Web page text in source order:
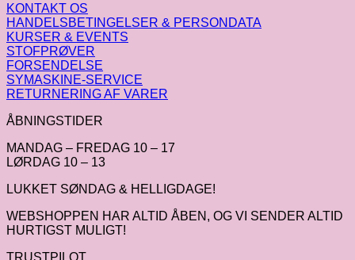
KONTAKT OS
HANDELSBETINGELSER & PERSONDATA
KURSER & EVENTS
STOFPRØVER
FORSENDELSE
SYMASKINE-SERVICE
RETURNERING AF VARER
ÅBNINGSTIDER
MANDAG – FREDAG 10 – 17
LØRDAG 10 – 13
LUKKET SØNDAG & HELLIGDAGE!
WEBSHOPPEN HAR ALTID ÅBEN, OG VI SENDER ALTID
HURTIGST MULIGT!
TRUSTPILOT